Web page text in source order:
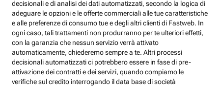
decisionali e di analisi dei dati automatizzati, secondo la logica di
adeguare le opzioni e le offerte commerciali alle tue caratteristiche
e alle preferenze di consumo tue e degli altri clienti di Fastweb. In
ogni caso, tali trattamenti non produrranno per te ulteriori effetti,
con la garanzia che nessun servizio verrà attivato
automaticamente, chiederemo sempre a te. Altri processi
decisionali automatizzati ci potrebbero essere in fase di pre-
attivazione dei contratti e dei servizi, quando compiamo le
verifiche sul credito interrogando il data base di società